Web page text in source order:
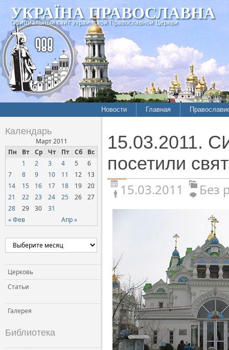
УКРАЇНА ПРАВОСЛАВНА
Официальный сайт Украинской Православной Церкви
Новости Главная
Календарь
Март 2011
Пн
Вт Ср Чт Пт Сб Вс
« Фев Апр »
1 2 3 4 5
6
7
8 9 10 11 12
13
14
15 16 17 18 19
20
21
22 23 24 25 26
27
28
29 30 31
Церковь
Статьи
Галерея
Библиотека
15.03.2011.
посетили
15.03.2011 Без